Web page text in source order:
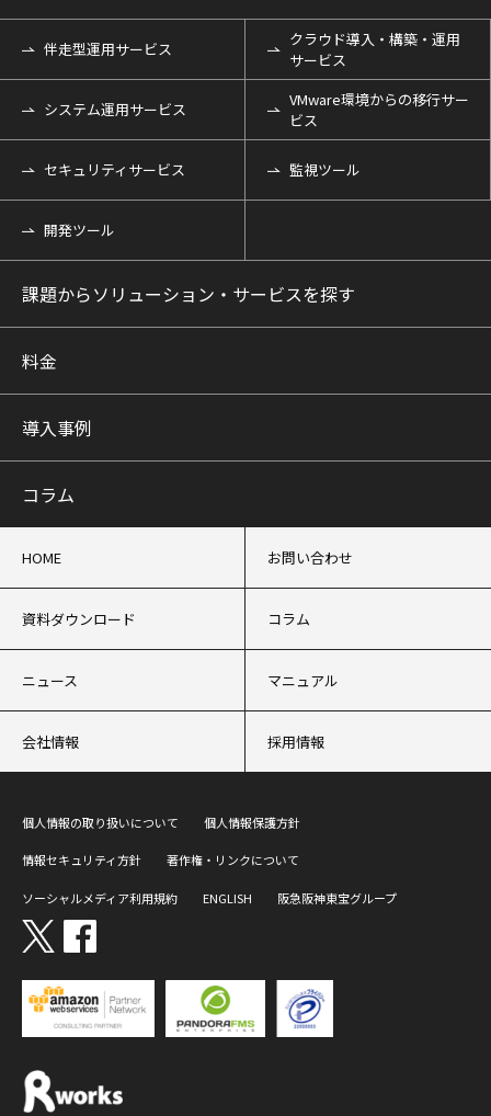
伴走型運用サービス
クラウド導入・構築・運用
サービス
システム運用サービス
VMware環境からの移行サー
ビス
セキュリティサービス 監視ツール
開発ツール
課題からソリューション・サービスを探す
料金
導入事例
コラム
HOME お問い合わせ
資料ダウンロード コラム
ニュース マニュアル
会社情報 採用情報
個人情報の取り扱いについて 個人情報保護方針
情報セキュリティ方針 著作権・リンクについて
ソーシャルメディア利用規約 ENGLISH 阪急阪神東宝グループ